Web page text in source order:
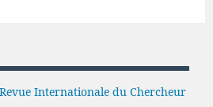
Internationale du Chercheur